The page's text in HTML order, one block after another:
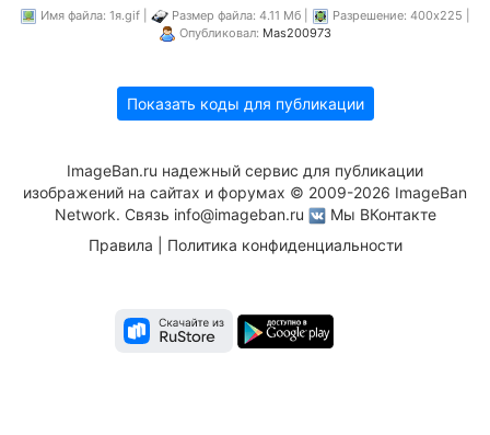
Имя файла: 1я.gif | Размер файла: 4.11 Мб |
Разрешение: 400x225 |
Опубликовал: Mas200973
Показать коды для публикации
ImageBan.ru надежный сервис для публикации
изображений на сайтах и форумах © 2009-2026 ImageBan
Network. Связь info@imageban.ru
Мы ВКонтакте
Правила
Политика конфиденциальности